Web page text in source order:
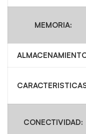
MEMORIA:
CONECTIVIDAD: